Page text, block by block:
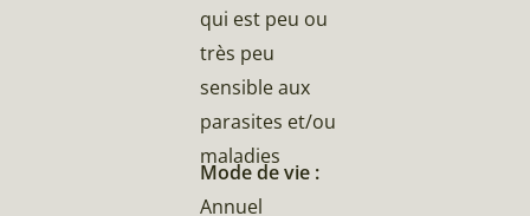
qui est peu ou
très peu
sensible aux
parasites et/ou
maladies
Mode de vie :
Annuel